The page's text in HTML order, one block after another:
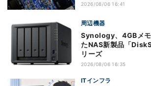
2026/08/06 16:41
周辺機器
Synology、4GBメモ
たNAS新製品「
リーズ
2026/08/06 16:35
ITインフラ